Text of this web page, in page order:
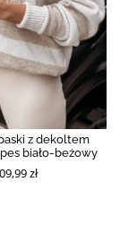
z dekoltem
biało-beżowy
zł